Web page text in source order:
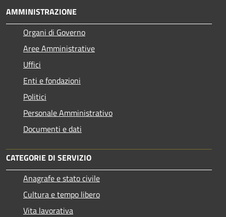
AMMINISTRAZIONE
Organi di Governo
Aree Amministrative
Uffici
Enti e fondazioni
Politici
Personale Amministrativo
Documenti e dati
CATEGORIE DI SERVIZIO
Anagrafe e stato civile
Cultura e tempo libero
Vita lavorativa